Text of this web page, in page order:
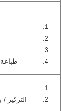
التركيز